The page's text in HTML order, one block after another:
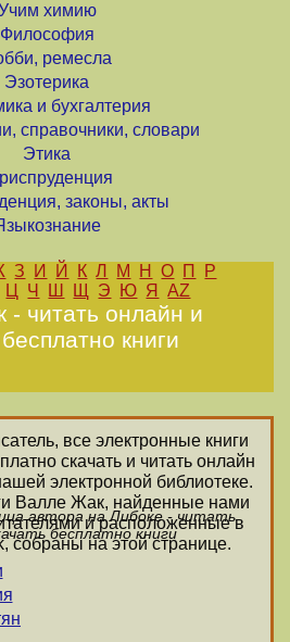
химию
Философия
ремесла
Эзотерика
и бухгалтерия
справочники, словари
Этика
законы, акты
З И Й К Л М Н О П
Р
Ц Ч Ш Щ Э Ю Я AZ
читать онлайн и
книги
все электронные книги
скачать и читать онлайн
электронной библиотеке.
Валле Жак, найденные нами
и расположенные в
собраны на этой странице.
автора на Либоке - читать
бесплатно книги